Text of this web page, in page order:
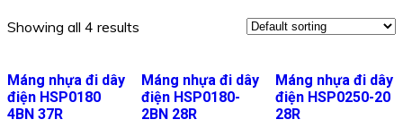
Showing all 4 results
Máng nhựa đi dây
điện HSP0180
4BN 37R
Máng nhựa đi dây
điện HSP0180-
2BN 28R
Máng nhựa đi dây
điện HSP0250-20
28R